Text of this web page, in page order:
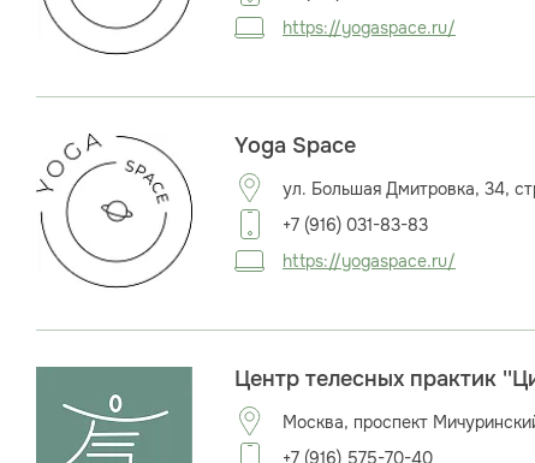
https://yogaspace.ru/
Yoga Space
ул. Большая Дмитровка, 34,
+7 (916) 031-83-83
https://yogaspace.ru/
Центр телесных практик
Москва, проспект
+7 (916) 575-70-40